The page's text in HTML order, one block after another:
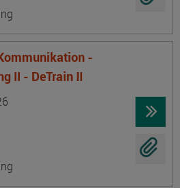
-
II - DeTrain II